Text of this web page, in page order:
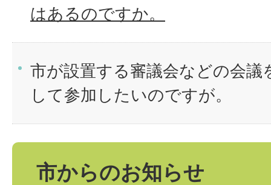
はあるのですか。
市が設置する審議会などの会議
して参加したいのですが。
市からのお知らせ